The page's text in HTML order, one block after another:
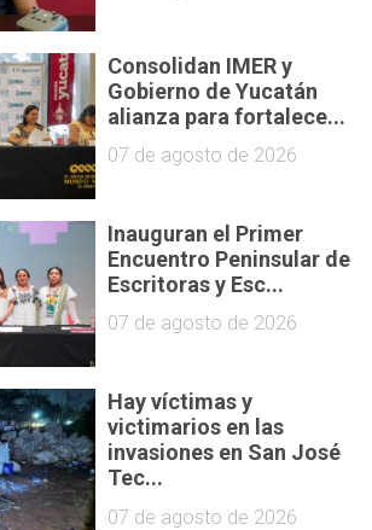
Consolidan IMER y
Gobierno de Yucatán
alianza para fortalece...
07 de agosto de 2026
Inauguran el Primer
Encuentro Peninsular de
Escritoras y Esc...
07 de agosto de 2026
Hay víctimas y
victimarios en las
invasiones en San José
Tec...
07 de agosto de 2026